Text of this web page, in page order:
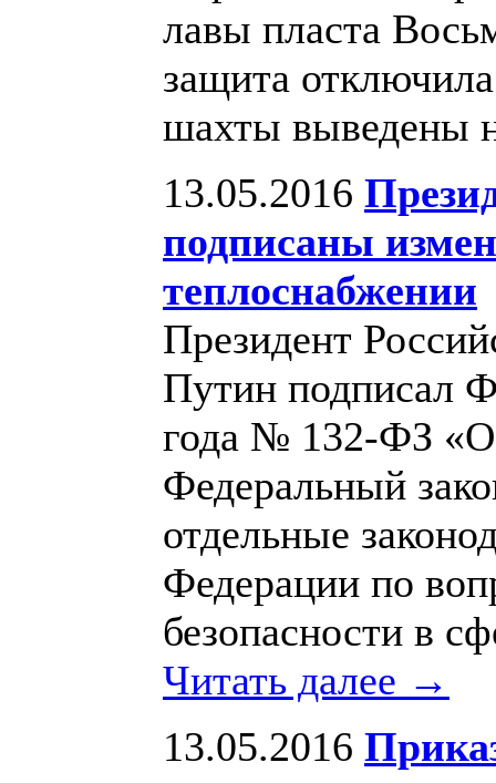
лавы пласта
защита
шахты выведены
13.05.2016
подписаны
теплоснабжении
Президент
Путин подписал
года № 132-ФЗ «О
Федеральный
отдельные
Федерации по
безопасности в
Читать далее →
13.05.2016